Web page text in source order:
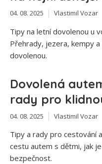
04. 08. 2025 Vlastimil Vozar
Tipy na letní dovolenou u
Přehrady, jezera, kempy
dovolenou.
Dovolená
rady pro
04. 08. 2025 Vlastimil Vozar
Tipy a rady pro cestování
cestu autem s dětmi, jak
bezpečnost.